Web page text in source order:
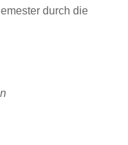
durch die